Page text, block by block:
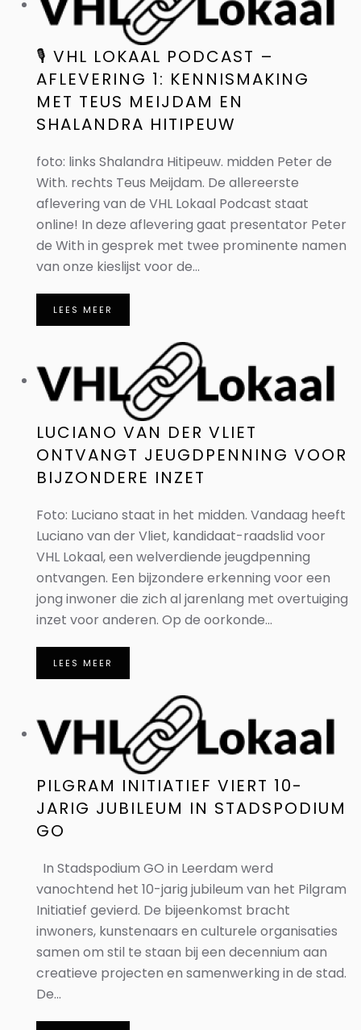
🎙️ VHL LOKAAL PODCAST –
AFLEVERING 1: KENNISMAKING
MET TEUS MEIJDAM EN
SHALANDRA HITIPEUW
foto: links Shalandra Hitipeuw. midden Peter de
With. rechts Teus Meijdam. De allereerste
aflevering van de VHL Lokaal Podcast staat
online! In deze aflevering gaat presentator Peter
de With in gesprek met twee prominente namen
van onze kieslijst voor de...
LEES MEER
LUCIANO VAN DER VLIET
ONTVANGT JEUGDPENNING VOOR
BIJZONDERE INZET
Foto: Luciano staat in het midden. Vandaag heeft
Luciano van der Vliet, kandidaat-raadslid voor
VHL Lokaal, een welverdiende jeugdpenning
ontvangen. Een bijzondere erkenning voor een
jong inwoner die zich al jarenlang met overtuiging
inzet voor anderen. Op de oorkonde...
LEES MEER
PILGRAM INITIATIEF VIERT 10-
JARIG JUBILEUM IN STADSPODIUM
GO
In Stadspodium GO in Leerdam werd
vanochtend het 10-jarig jubileum van het Pilgram
Initiatief gevierd. De bijeenkomst bracht
inwoners, kunstenaars en culturele organisaties
samen om stil te staan bij een decennium aan
creatieve projecten en samenwerking in de stad.
De...